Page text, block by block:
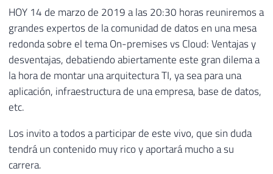
HOY 14 de marzo de 2019 a las 20:30 horas reuniremos a
grandes expertos de la comunidad de datos en una mesa
redonda sobre el tema On-premises vs Cloud: Ventajas y
desventajas, debatiendo abiertamente este gran dilema a
la hora de montar una arquitectura TI, ya sea para una
aplicación, infraestructura de una empresa, base de datos,
etc.
Los invito a todos a participar de este vivo, que sin duda
tendrá un contenido muy rico y aportará mucho a su
carrera.